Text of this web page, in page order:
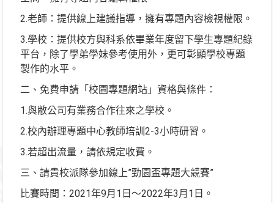
2.老師：提供線上建議指導，擁有專題內容檢視權限。
3.學校：提供校方與科系依畢業年度留下學生專題紀錄
平台，除了學弟學妹參考使用外，更可彰顯學校專題
製作的水平。
二、免費申請「校園專題網站」資格與條件：
1.與敝公司有業務合作往來之學校。
2.校內辦理專題中心教師培訓2-3小時研習。
3.若超出流量，請依規定收費。
三、請貴校派隊參加線上”勁園盃專題大競賽”
比賽時間：2021年9月1日～2022年3月1日。